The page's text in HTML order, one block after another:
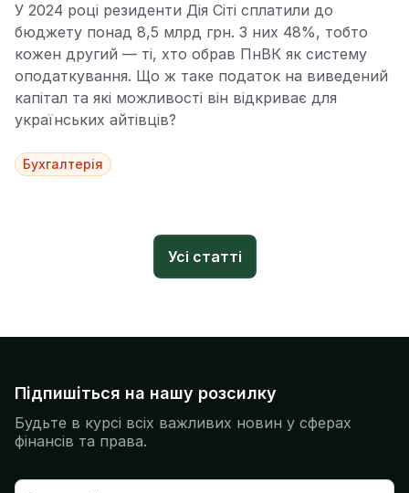
У 2024 році резиденти Дія Сіті сплатили до
бюджету понад 8,5 млрд грн. З них 48%, тобто
кожен другий — ті, хто обрав ПнВК як систему
оподаткування. Що ж таке податок на виведений
капітал та які можливості він відкриває для
українських айтівців?
Бухгалтерія
Усі статті
Підпишіться на нашу розсилку
Будьте в курсі всіх важливих новин у сферах
фінансів та права.